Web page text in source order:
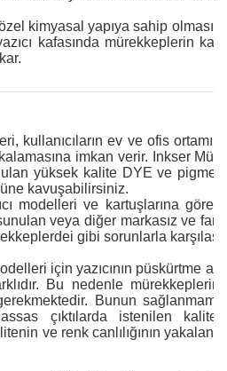
kimyasal yapıya sahip olması
kafasında mürekkeplerin
kullanıcıların ev ve ofis
imkan verir. Inkser
yüksek kalite DYE ve
kavuşabilirsiniz.
modelleri ve kartuşlarına göre
veya diğer markasız ve
gibi sorunlarla
için yazıcının püskürtme
Bu nedenle
Bunun
çıktılarda istenilen kalite
ve renk canlılığının